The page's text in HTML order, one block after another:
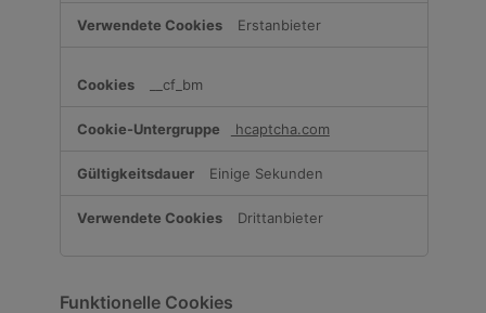
Erstanbieter
__cf_bm
hcaptcha.com
Einige Sekunden
Drittanbieter
Funktionelle Cookies